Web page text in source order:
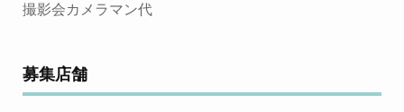
撮影会カメラマン代
募集店舗